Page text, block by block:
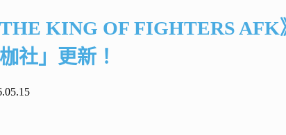
THE KING OF FIGHTERS
社」更新！